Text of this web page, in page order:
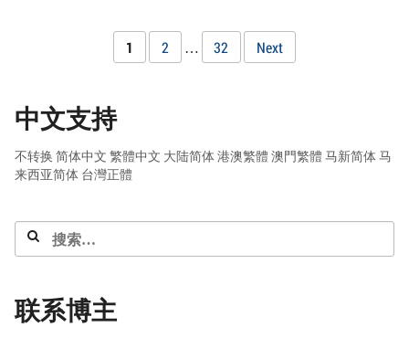
WAS85+ORACLE11G
布
署
分
页
Page
1 Page
2 … Page
32 Next
中文支持
不转换 简体中文 繁體中文 大陆简体港澳繁體 澳門繁體 马新简体马
来西亚简体 台灣正體
搜
索：
联系博主